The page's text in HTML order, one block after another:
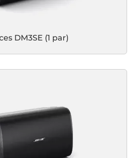
DM3SE (1 par)